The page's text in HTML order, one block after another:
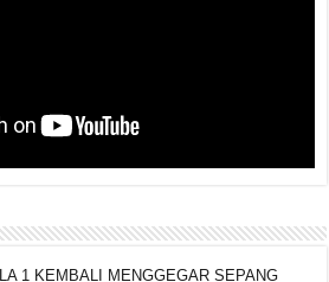
1 KEMBALI MENGGEGAR SEPANG